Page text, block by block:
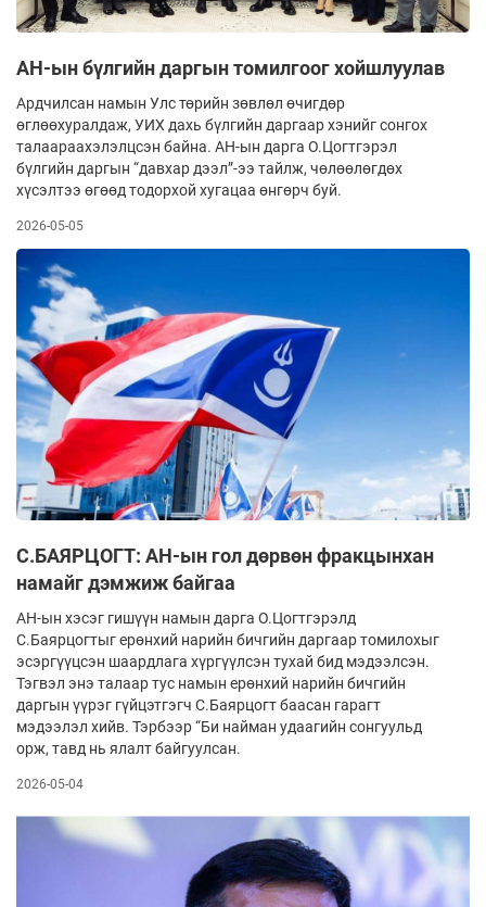
АН-ын бүлгийн даргын томилгоог хойшлуулав
Ардчилсан намын Улс төрийн зөвлөл өчигдөр
өглөөхуралдаж, УИХ дахь бүлгийн даргаар хэнийг сонгох
талаараахэлэлцсэн байна. АН-ын дарга О.Цогтгэрэл
бүлгийн даргын “давхар дээл”-ээ тайлж, чөлөөлөгдөх
хүсэлтээ өгөөд тодорхой хугацаа өнгөрч буй.
2026-05-05
С.БАЯРЦОГТ: АН-ын гол дөрвөн фракцынхан
намайг дэмжиж байгаа
АН-ын хэсэг гишүүн намын дарга О.Цогтгэрэлд
С.Баярцогтыг ерөнхий нарийн бичгийн даргаар томилохыг
эсэргүүцсэн шаардлага хүргүүлсэн тухай бид мэдээлсэн.
Тэгвэл энэ талаар тус намын ерөнхий нарийн бичгийн
даргын үүрэг гүйцэтгэгч С.Баярцогт баасан гарагт
мэдээлэл хийв. Тэрбээр “Би найман удаагийн сонгуульд
орж, тавд нь ялалт байгуулсан.
2026-05-04